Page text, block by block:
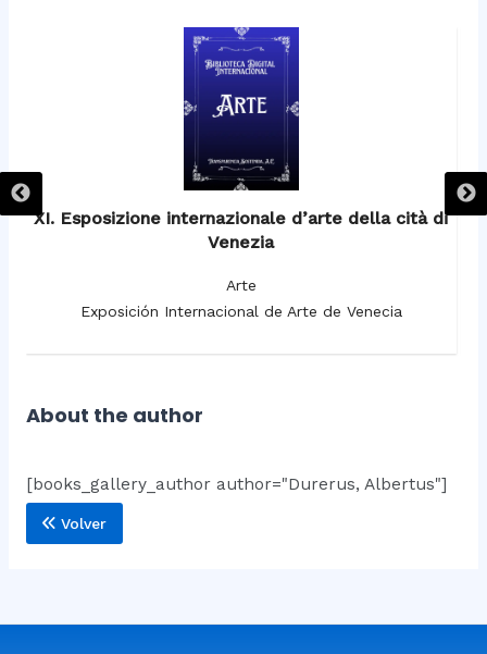
XI. Esposizione internazionale d’arte della cità di
Venezia
Arte
Exposición Internacional de Arte de Venecia
About the author
[books_gallery_author author="Durerus, Albertus"]
Volver